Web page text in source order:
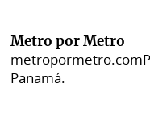
Metro por Metro
metropormetro.com
Panamá.